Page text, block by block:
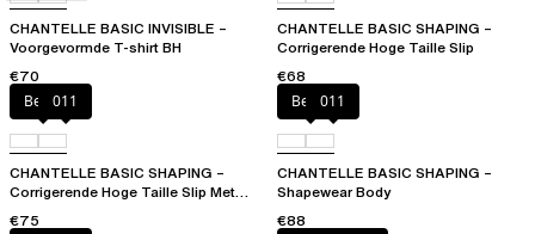
CHANTELLE BASIC INVISIBLE –
Voorgevormde T-shirt BH
€70
CHANTELLE BASIC SHAPING –
Corrigerende Hoge Taille Slip
€68
Beige011
CHANTELLE BASIC SHAPING –
Corrigerende Hoge Taille Slip Met
€75
Beige011
CHANTELLE BASIC SHAPING –
Shapewear Body
€88